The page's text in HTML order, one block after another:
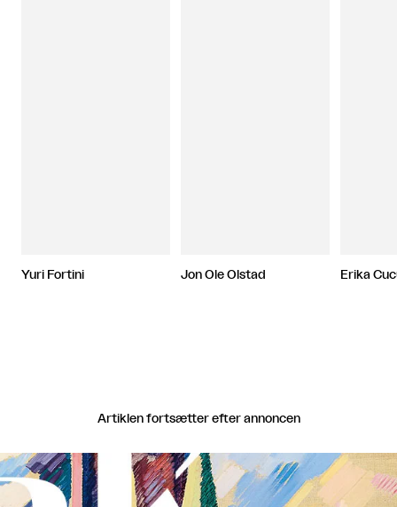
Yuri Fortini Jon Ole Olstad Erika
Artiklen fortsætter efter annoncen